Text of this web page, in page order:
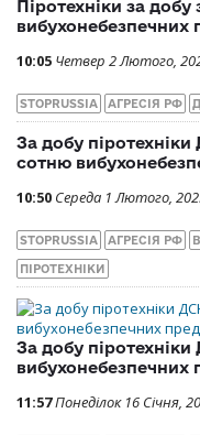
Піротехніки за
вибухонебезпечних
10:05 Четвер 2 Лютого,
STOPRUSSIA АГРЕСІЯ РФ
За добу
сотню
10:50 Середа 1 Лютого,
STOPRUSSIA АГРЕСІЯ РФ
ПІРОТЕХНІКИ
За добу
вибухонебезпечних
11:57Понеділок 16 Січня,